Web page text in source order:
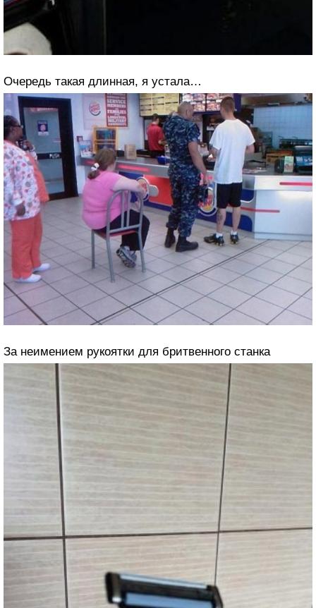
Очередь такая длинная, я устала…
За неимением рукоятки для бритвенного станка